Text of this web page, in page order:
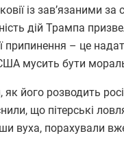
із зав’язаними
дій Трампа
– це
мусить бути
його розводить
що пітерські
вуха, порахували